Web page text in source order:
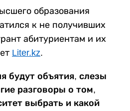
образования
к не получивших
абитуриентам и их
Liter.kz.
будут объятия, слезы
разговоры о том,
выбрать и какой